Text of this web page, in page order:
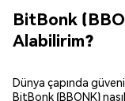
BitBonk
Alabilirim?
Dünya çapında
BitBonk (BBONK)